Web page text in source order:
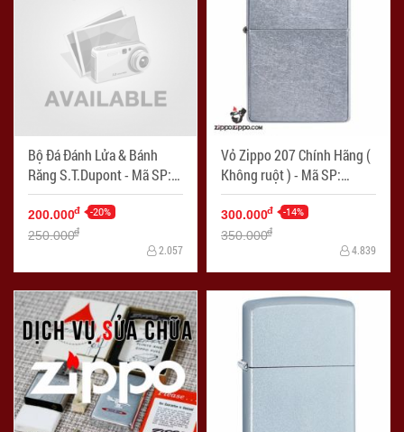
Bộ Đá Đánh Lửa & Bánh
Răng S.T.Dupont - Mã SP:
PKDP0007
200.000đ -20%
250.000đ
2.057
Vỏ Zippo 207 Chính Hãng (
Không ruột ) - Mã SP:
LKZ007
300.000đ -14%
350.000đ
4.839